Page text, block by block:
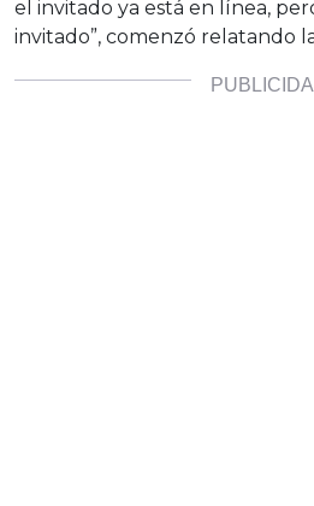
el invitado ya está en línea,
invitado”, comenzó relatando